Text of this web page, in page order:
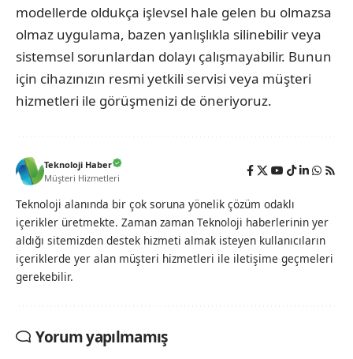
modellerde oldukça işlevsel hale gelen bu olmazsa
olmaz uygulama, bazen yanlışlıkla silinebilir veya
sistemsel sorunlardan dolayı çalışmayabilir. Bunun
için cihazınızın resmi yetkili servisi veya müşteri
hizmetleri ile görüşmenizi de öneriyoruz.
Teknoloji Haber
Müşteri Hizmetleri
Teknoloji alanında bir çok soruna yönelik çözüm odaklı
içerikler üretmekte. Zaman zaman Teknoloji haberlerinin yer
aldığı sitemizden destek hizmeti almak isteyen kullanıcıların
içeriklerde yer alan müşteri hizmetleri ile iletişime geçmeleri
gerekebilir.
Yorum yapılmamış